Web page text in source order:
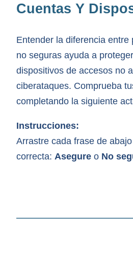
Cuentas Y
Entender la diferencia entre
no seguras ayuda a
dispositivos de accesos no
ciberataques. Comprueba
completando la siguiente
Instrucciones:
Arrastre cada frase de
correcta: Asegure o No